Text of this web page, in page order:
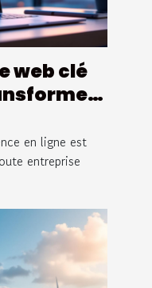
web clé
en ligne est
entreprise